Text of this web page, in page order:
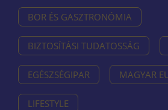
BOR ÉS GASZTRONÓMIA
BIZTOSÍTÁSI TUDATOSSÁG
EGÉSZSÉGIPAR MAGYAR
LIFESTYLE